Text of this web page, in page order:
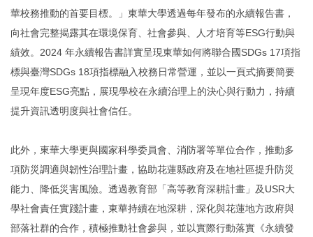
華校務推動的首要目標。」東華大學透過每年發布的永續報告書，
向社會完整揭露其在環境保育、社會參與、人才培育等ESG行動與
績效。2024 年永續報告書詳實呈現東華如何將聯合國SDGs 17項指
標與臺灣SDGs 18項指標融入校務日常營運，並以一頁式摘要簡要
呈現年度ESG亮點，展現學校在永續治理上的決心與行動力，持續
提升資訊透明度與社會信任。
此外，東華大學更與國家科學委員會、消防署等單位合作，推動多
項防災調適與韌性治理計畫，協助花蓮縣政府及在地社區提升防災
能力、降低災害風險。透過教育部「高等教育深耕計畫」及USR大
學社會責任實踐計畫，東華持續在地深耕，深化與花蓮地方政府與
部落社群的合作，積極推動社會參與，並以實際行動落實《永續發